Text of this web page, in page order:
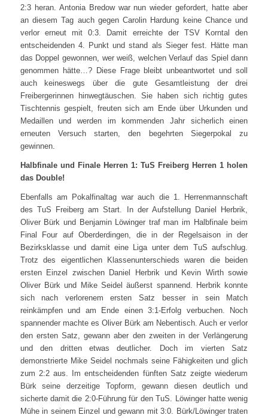
2:3 heran. Antonia Bredow war nun wieder gefordert, hatte aber
an diesem Tag auch gegen Carolin Hardung keine Chance und
verlor erneut mit 0:3. Damit erreichte der TSV Korntal den
entscheidenden 4. Punkt und stand als Sieger fest. Hätte man
das Doppel gewonnen, wer weiß, welchen Verlauf das Spiel dann
genommen hätte…? Diese Frage bleibt unbeantwortet und soll
auch keineswegs über die gute Gesamtleistung der drei
Freibergerinnen hinwegtäuschen. Sie haben sich richtig gutes
Tischtennis gespielt, freuten sich am Ende über Urkunden und
Medaillen und werden im kommenden Jahr sicherlich einen
erneuten Versuch starten, den begehrten Siegerpokal zu
gewinnen.
Halbfinale und Finale Herren 1: TuS Freiberg Herren 1 holen
das Double!
Ebenfalls am Pokalfinaltag war auch die 1. Herrenmannschaft
des TuS Freiberg am Start. In der Aufstellung Daniel Herbrik,
Oliver Bürk und Benjamin Löwinger traf man im Halbfinale beim
Final Four auf Oberderdingen, die in der Regelsaison in der
Bezirksklasse und damit eine Liga unter dem TuS aufschlug.
Trotz des eigentlichen Klassenunterschieds waren die beiden
ersten Einzel zwischen Daniel Herbrik und Kevin Wirth sowie
Oliver Bürk und Mike Seidel äußerst spannend. Herbrik konnte
sich nach verlorenem ersten Satz besser in sein Match
reinkämpfen und am Ende einen 3:1-Erfolg verbuchen. Noch
spannender machte es Oliver Bürk am Nebentisch. Auch er verlor
den ersten Satz, gewann aber den zweiten in der Verlängerung
und den dritten etwas deutlicher. Doch im vierten Satz
demonstrierte Mike Seidel nochmals seine Fähigkeiten und glich
zum 2:2 aus. Im entscheidenden fünften Satz zeigte wiederum
Bürk seine derzeitige Topform, gewann diesen deutlich und
sicherte damit die 2:0-Führung für den TuS. Löwinger hatte wenig
Mühe in seinem Einzel und gewann mit 3:0. Bürk/Löwinger traten